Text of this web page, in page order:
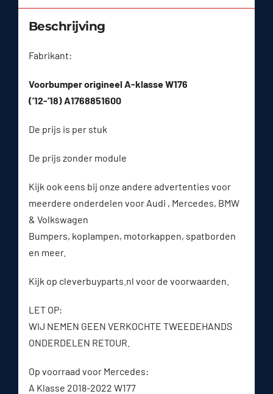
Beschrijving
Fabrikant:
Voorbumper origineel A-klasse W176
(’12-’18) A1768851600
De prijs is per stuk
De prijs zonder module
Kijk ook eens bij onze andere advertenties voor
meerdere onderdelen voor Audi , Mercedes, BMW
& Volkswagen
Bumpers, koplampen, motorkappen, spatborden
en meer.
Kijk op cleverbuyparts.nl voor de voorwaarden.
LET OP:
WIJ NEMEN GEEN VERKOCHTE TWEEDEHANDS
ONDERDELEN RETOUR.
Op voorraad voor Mercedes:
A Klasse 2018-2022 W177